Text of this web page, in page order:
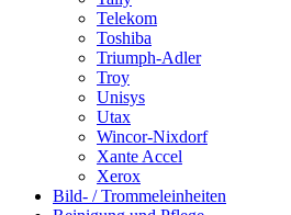
Telekom
Toshiba
Triumph-Adler
Troy
Unisys
Utax
Wincor-Nixdorf
Xante Accel
Xerox
Bild- / Trommeleinheiten